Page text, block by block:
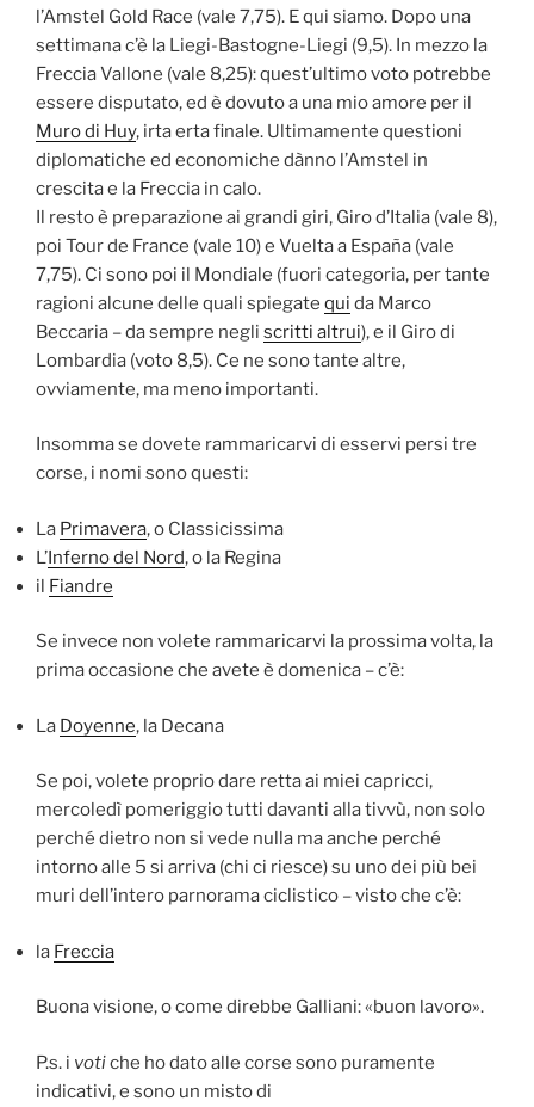
l’Amstel Gold Race (vale 7,75). E qui siamo. Dopo una
settimana c’è la Liegi-Bastogne-Liegi (9,5). In mezzo la
Freccia Vallone (vale 8,25): quest’ultimo voto potrebbe
essere disputato, ed è dovuto a una mio amore per il
Muro di Huy, irta erta finale. Ultimamente questioni
diplomatiche ed economiche dànno l’Amstel in
crescita e la Freccia in calo.
Il resto è preparazione ai grandi giri, Giro d’Italia (vale 8),
poi Tour de France (vale 10) e Vuelta a España (vale
7,75). Ci sono poi il Mondiale (fuori categoria, per tante
ragioni alcune delle quali spiegate qui da Marco
Beccaria – da sempre negli scritti altrui), e il Giro di
Lombardia (voto 8,5). Ce ne sono tante altre,
ovviamente, ma meno importanti.
Insomma se dovete rammaricarvi di esservi persi tre
corse, i nomi sono questi:
La Primavera, o Classicissima
L’Inferno del Nord, o la Regina
il Fiandre
Se invece non volete rammaricarvi la prossima volta, la
prima occasione che avete è domenica – c’è:
La Doyenne, la Decana
Se poi, volete proprio dare retta ai miei capricci,
mercoledì pomeriggio tutti davanti alla tivvù, non solo
perché dietro non si vede nulla ma anche perché
intorno alle 5 si arriva (chi ci riesce) su uno dei più bei
muri dell’intero parnorama ciclistico – visto che c’è:
la Freccia
Buona visione, o come direbbe Galliani: «buon lavoro».
P.s. i votiche ho dato alle corse sono puramente
indicativi, e sono un misto di